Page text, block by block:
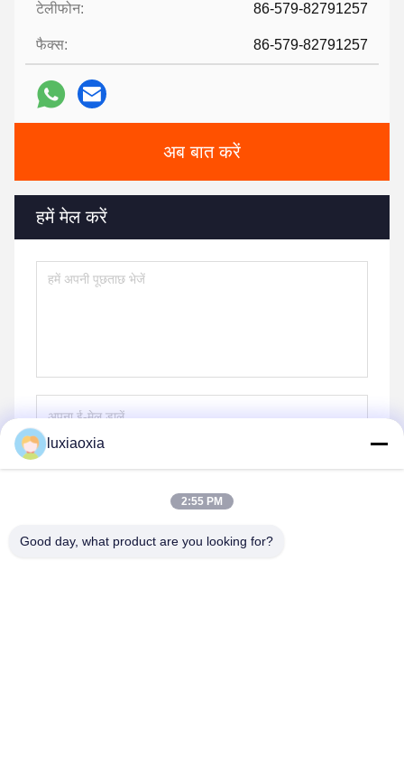
टेलीफोन: 86-579-82791257
फैक्स: 86-579-82791257
अब बात करें
हमें मेल करें
भेजना
luxiaoxia
2:55 PM
Good day, what product are you looking for?